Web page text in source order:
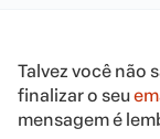
Talvez você não
finalizar o seu
mensagem é